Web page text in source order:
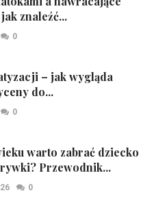
znaleźć...
0
– jak wygląda
do...
0
warto zabrać dziecko
Przewodnik...
0